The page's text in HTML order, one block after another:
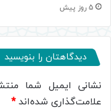
5 روز پیش
دیدگاهتان را بنویسید
نشانی ایمیل شما
علامت‌گذاری شده‌اند*